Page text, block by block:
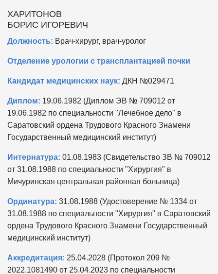
ХАРИТОНОВ
БОРИС ИГОРЕВИЧ
Должность: Врач-хирург, врач-уролог
Отделение урологии с трансплантацией почки
Кандидат медицинских наук: ДКН №029471
Диплом: 19.06.1982 (Диплом ЭВ № 709012 от
19.06.1982 по специальности "Лечебное дело" в
Саратовский ордена Трудового Красного Знамени
Государственный медицинский институт)
Интернатура: 01.08.1983 (Свидетельство ЗВ № 709012
от 31.08.1988 по специальности "Хирургия" в
Мичуринская центральная районная больница)
Ординатура: 31.08.1988 (Удостоверение № 1334 от
31.08.1988 по специальности "Хирургия" в Саратовский
ордена Трудового Красного Знамени Государственный
медицинский институт)
Аккредитация: 25.04.2028 (Протокол 209 №
2022.1081490 от 25.04.2023 по специальности